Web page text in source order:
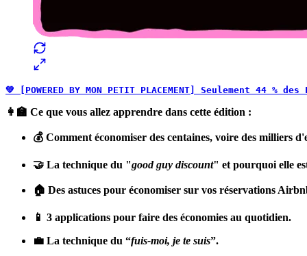
💚 [POWERED BY MON PETIT PLACEMENT]
👩‍🏫 Ce que vous allez apprendre dans cette édition :
💰 Comment économiser des centaines, voire des milliers
🤝 La technique du "good guy discount" et pourquoi elle
🏠 Des astuces pour économiser sur vos réservations
📱 3 applications pour faire des économies au quotidien.
💼 La technique du “fuis-moi, je te suis”.